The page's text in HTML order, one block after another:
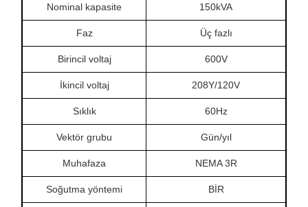
Nominal kapasite 150kVA
Faz Üç fazlı
Birincil voltaj 600V
İkincil voltaj 208Y/120V
Sıklık 60Hz
Vektör grubu Gün/yıl
Muhafaza NEMA 3R
Soğutma yöntemi BİR